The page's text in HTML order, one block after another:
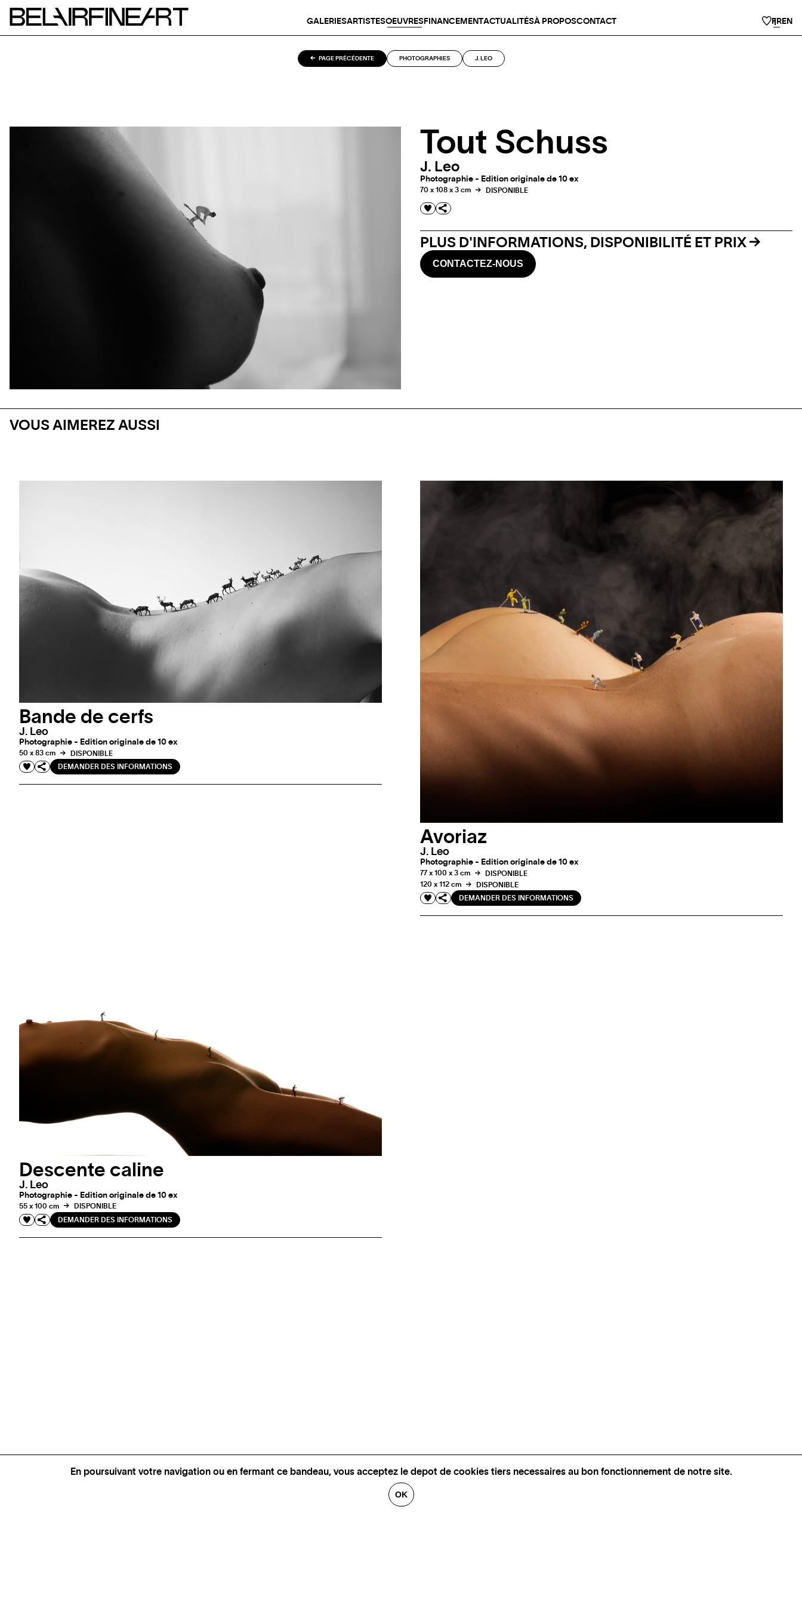
En poursuivant votre navigation ou en fermant ce bandeau, vous acceptez le depot de cookies tiers necessaires au bon fonctionnement de notre site.
OK
GALERIESARTISTESOEUVRESFINANCEMENTACTUALITÉSÀ PROPOSCONTACT FREN
PAGE PRÉCÉDENTE PHOTOGRAPHIES J. LEO
Tout Schuss
J. Leo
Photographie - Edition originale de 10 ex
70 x 108 x 3 cm DISPONIBLE
PLUS D'INFORMATIONS, DISPONIBILITÉ ET PRIX
CONTACTEZ-NOUS
VOUS AIMEREZ AUSSI
Bande de cerfs
J. Leo
Photographie - Edition originale de 10 ex
50 x 83 cm
DISPONIBLE
DEMANDER DES INFORMATIONS
Avoriaz
J. Leo
Photographie - Edition originale de 10 ex
77 x 100 x 3 cm
DISPONIBLE
120 x 112 cm
DISPONIBLE
DEMANDER DES INFORMATIONS
Descente caline
J. Leo
Photographie - Edition originale de 10 ex
55 x 100 cm
DISPONIBLE
DEMANDER DES INFORMATIONS